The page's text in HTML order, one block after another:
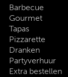
Barbecue
Gourmet
Tapas
Pizzarette
Dranken
Partyverhuur
Extra bestellen